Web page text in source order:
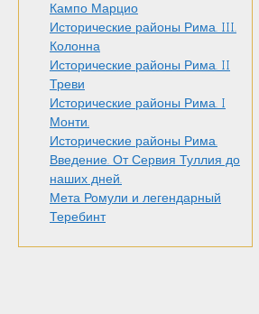
Кампо Марцио
Исторические районы Рима. III.
Колонна
Исторические районы Рима. II
Треви
Исторические районы Рима. I
Монти.
Исторические районы Рима.
Введение. От Сервия Туллия до
наших дней.
Мета Ромули и легендарный
Теребинт